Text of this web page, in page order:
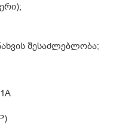
შესაძლებლობა;